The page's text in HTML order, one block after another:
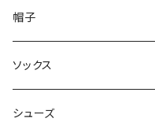
ダウン
ベスト
ハーフパンツ
デニムパンツ
帽子
ニット帽 / ビーニー
キャップ
ソックス
シューズ